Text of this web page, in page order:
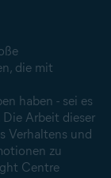
die mit
haben - sei es
Arbeit dieser
Verhaltens und
zu
Centre